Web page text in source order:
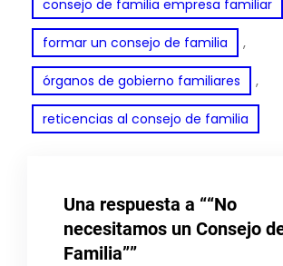
consejo de familia empresa familiar
formar un consejo de familia ,
órganos de gobierno familiares ,
reticencias al consejo de familia
Una respuesta a ““No
necesitamos un Consejo
Familia””